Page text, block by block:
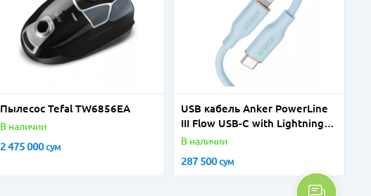
Пылесос Tefal TW6856EA
В наличии
2 475 000сум
USB кабель Anker PowerLine
III Flow USB-C with Lightning
Connector 3ft Blue A8662H31
В наличии
287 500сум